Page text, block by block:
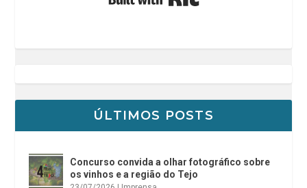
ÚLTIMOS POSTS
Concurso convida a olhar fotográfico sobre
os vinhos e a região do Tejo